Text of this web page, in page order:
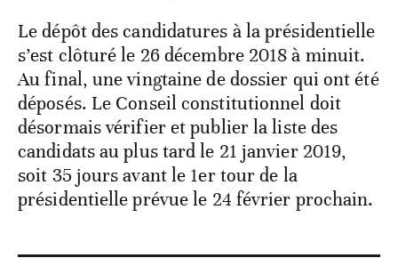
Le dépôt des candidatures à la présidentielle
s’est clôturé le 26 décembre 2018 à minuit.
Au final, une vingtaine de dossier qui ont été
déposés. Le Conseil constitutionnel doit
désormais vérifier et publier la liste des
candidats au plus tard le 21 janvier 2019,
soit 35 jours avant le 1er tour de la
présidentielle prévue le 24 février prochain.